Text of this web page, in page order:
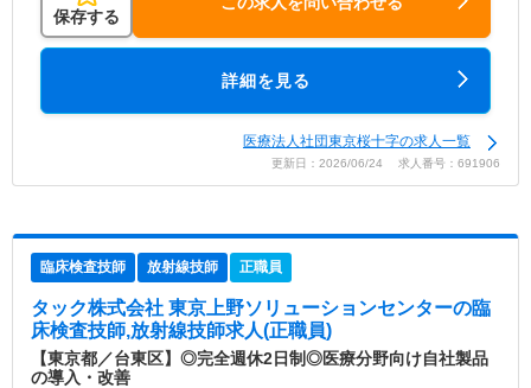
保存する
詳細を見る
医療法人社団東京桜十字の求人一覧
更新日：2026/06/24 求人番号：691906
臨床検査技師 放射線技師 正職員
タック株式会社 東京上野ソリューションセンターの臨
床検査技師,放射線技師求人(正職員)
【東京都／台東区】◎完全週休2日制◎医療分野向け自社製品
の導入・改善